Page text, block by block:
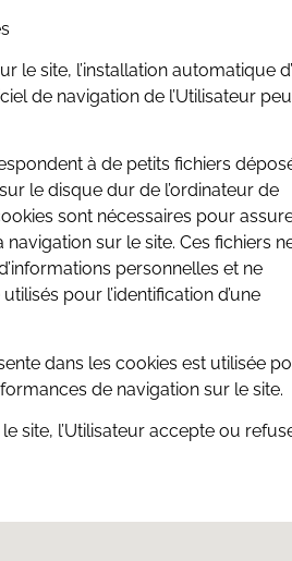
le site, l’installation automatique
de navigation de l’Utilisateur
à de petits fichiers
le disque dur de l’ordinateur de
sont nécessaires pour
navigation sur le site. Ces fichiers
personnelles et ne
pour l’identification d’une
dans les cookies est utilisée
de navigation sur le site.
site, l’Utilisateur accepte ou